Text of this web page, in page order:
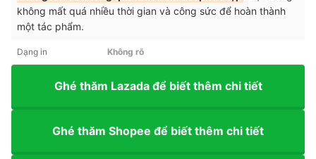
không mất quá nhiều thời gian và công sức để hoàn thành
một tác phẩm.
Dạng in Không rõ
Ghé thăm Lazada để biết thêm chi tiết
Ghé thăm Shopee để biết thêm chi tiết